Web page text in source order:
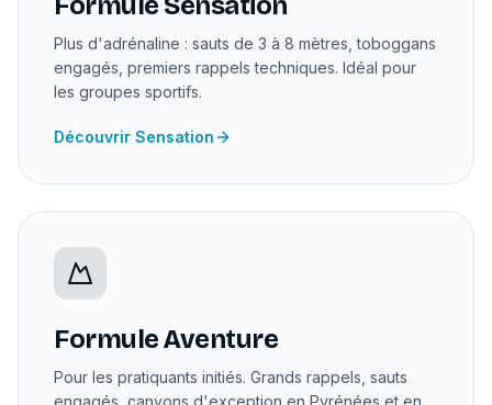
Plus d'adrénaline : sauts de 3 à 8 mètres, toboggans
engagés, premiers rappels techniques. Idéal pour
les groupes sportifs.
Découvrir Sensation
Formule Aventure
Pour les pratiquants initiés. Grands rappels, sauts
engagés, canyons d'exception en Pyrénées et en